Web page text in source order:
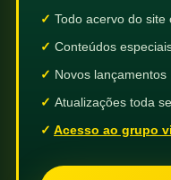
Todo acervo do site
Conteúdos
Novos lançamentos
Atualizações toda
Acesso ao grupo